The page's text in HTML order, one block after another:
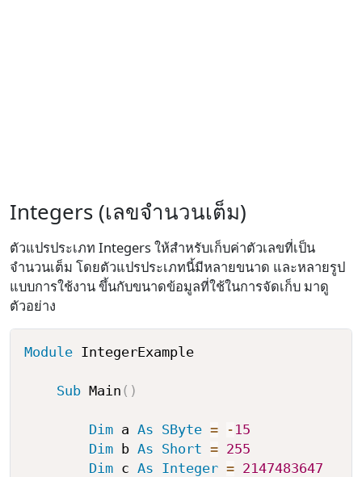
Integers (เลขจำนวนเต็ม)
ตัวแปรประเภท Integers ให้สำหรับเก็บค่าตัวเลขที่เป็น
จำนวนเต็ม โดยตัวแปรประเภทนี้มีหลายขนาด และหลายรูป
แบบการใช้งาน ขึ้นกับขนาดข้อมูลที่ใช้ในการจัดเก็บ มาดู
ตัวอย่าง
Module IntegerExample
Sub Main ( )
Dim a As SByte = - 15
Dim b As Short = 255
Dim c As Integer = 2147483647